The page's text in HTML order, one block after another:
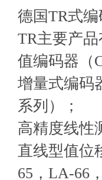
德国TR式
TR主要产
值编码器（
增量式编码
系列）；
高精度线性
直线型值位
65，LA-66